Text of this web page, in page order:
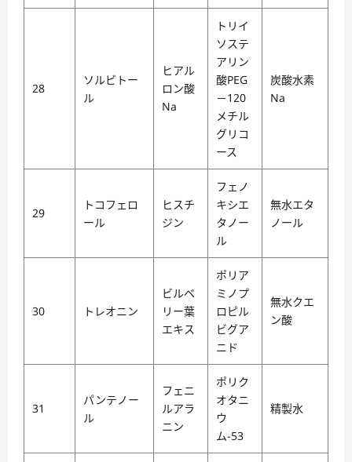
28
ソルビトー
ル
ヒアル
ロン酸
Na
トリイ
ソステ
アリン
酸PEG
－120
メチル
グリコ
ース
炭酸水素
Na
29
トコフェロ
ール
ヒスチ
ジン
フェノ
キシエ
タノー
ル
無水エタ
ノール
30 トレオニン
ビルベ
リー葉
エキス
ポリア
ミノプ
ロピル
ビグア
ニド
無水クエ
ン酸
31
パンテノー
ル
フェニ
ルアラ
ニン
ポリク
オタニ
ウ
ム-53
精製水